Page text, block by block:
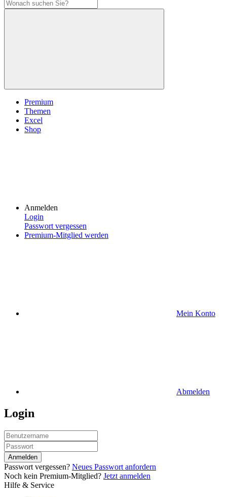
Premium
Themen
Excel
Shop
Anmelden
Login
Passwort vergessen
Premium-Mitglied werden
Mein Konto
Abmelden
Login
Anmelden
Passwort vergessen? Neues Passwort anfordern
Noch kein Premium-Mitglied? Jetzt anmelden
Hilfe & Service